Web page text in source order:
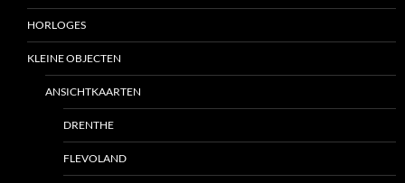
HORLOGES
KLEINE OBJECTEN
ANSICHTKAARTEN
DRENTHE
FLEVOLAND